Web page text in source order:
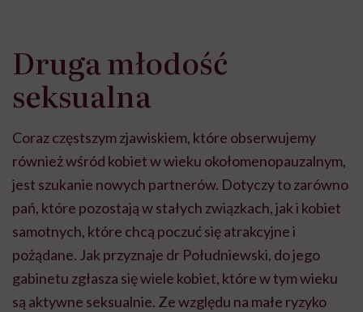
Druga młodość
seksualna
Coraz częstszym zjawiskiem, które obserwujemy
również wśród kobiet w wieku okołomenopauzalnym,
jest szukanie nowych partnerów. Dotyczy to zarówno
pań, które pozostają w stałych związkach, jak i kobiet
samotnych, które chcą poczuć się atrakcyjne i
pożądane. Jak przyznaje dr Południewski, do jego
gabinetu zgłasza się wiele kobiet, które w tym wieku
są aktywne seksualnie. Ze względu na małe ryzyko